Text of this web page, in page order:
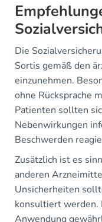
Die
Sortis gemäß den
einzunehmen.
ohne Rücksprache
Patienten sollten
Nebenwirkungen
Beschwerden
Zusätzlich ist es
anderen
Unsicherheiten
konsultiert werden.
Anwendung